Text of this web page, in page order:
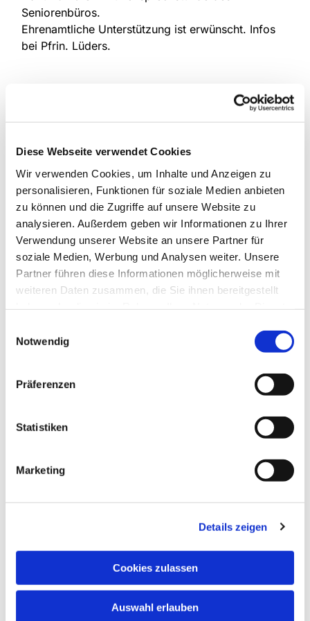
Diese Webseite verwendet Cookies
Wir verwenden Cookies, um Inhalte und Anzeigen zu
personalisieren, Funktionen für soziale Medien anbieten
zu können und die Zugriffe auf unsere Website zu
analysieren. Außerdem geben wir Informationen zu Ihrer
Verwendung unserer Website an unsere Partner für
soziale Medien, Werbung und Analysen weiter. Unsere
Partner führen diese Informationen möglicherweise mit
weiteren Daten zusammen, die Sie ihnen bereitgestellt
Notwendig
Präferenzen
Statistiken
Marketing
Details zeigen
Cookies zulassen
Auswahl erlauben
Seniorenbüros.
Ehrenamtliche Unterstützung ist erwünscht. Infos
bei Pfrin. Lüders.
Dies könnte Sie auch